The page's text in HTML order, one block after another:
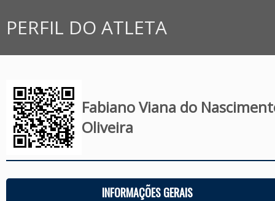
PERFIL DO ATLETA
Fabiano Viana do
Oliveira
INFORMAÇÕES GERAIS